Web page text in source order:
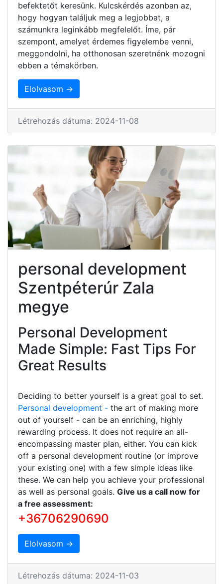
befektetőt keresünk. Kulcskérdés azonban az,
hogy hogyan találjuk meg a legjobbat, a
számunkra leginkább megfelelőt. Íme, pár
szempont, amelyet érdemes figyelembe venni,
meggondolni, ha otthonosan szeretnénk mozogni
ebben a témakörben.
Elolvasom →
Létrehozás dátuma: 2024-11-08
personal development
Szentpéterúr Zala
megye
Personal Development
Made Simple: Fast Tips For
Great Results
Deciding to better yourself is a great goal to set.
Personal development - the art of making more
out of yourself - can be an enriching, highly
rewarding process. It does not require an all-
encompassing master plan, either. You can kick
off a personal development routine (or improve
your existing one) with a few simple ideas like
these. We can help you achieve your professional
as well as personal goals. Give us a call now for
a free assessment:
+36706290690
Elolvasom →
Létrehozás dátuma: 2024-11-03